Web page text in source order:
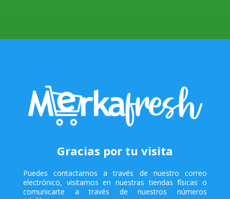
Gracias por tu visita
Puedes contactarnos a través de nuestro correo
electrónico, visitarnos en nuestras tiendas físicas o
comunicarte a través de nuestros números